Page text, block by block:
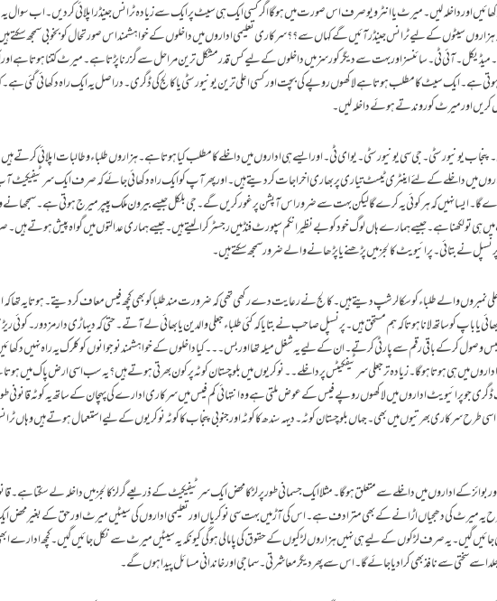
اور داخلہ لیں ۔ میرٹ یا انٹرویو صرف اس صورت میں ہو گا اگر کسی ایک ہی سیٹ پر ایک سے زیادہ ٹرانس جینڈر اپلائی کر دیں ۔ اب سوال
ہزاروں سیٹوں کے لیے ٹرانس جینڈر آئیں گے کہاں سے ؟؟ سرکاری تعلیمی اداروں میں داخلوں کے خواہشمند اس صورتحال کو بخوبی سمجھ سکتے
۔ میڈیکل ۔ آئی ٹی ۔ سائنسز اور بہت سے دیگر کورسز میں داخلوں کے لیے کس قدر مشکل ترین مراحل سے گزرنا پڑتا ہے ۔ میرٹ کتنا ہوتا ہے
۔ ایک سیٹ کا مطلب ہوتا ہے لاکھوں روپے کی بچت اور کسی اعلی ترین یونیورسٹی یا کالج کی ڈگری ۔ دراصل یہ ایک راہ دکھائی گئی ہے
کریں اور میرٹ کو روندتے ہوئے داخلہ لیں ۔
یونیورسٹی ۔ جی سی یونیورسٹی ۔ یو ای ٹی ۔ اور ایسے ہی اداروں میں داخلے کا مطلب کیا ہوتا ہے ۔ ہزاروں طلباء و طالبات اپلائی کرتے ہیں
میں داخلے کے لئے اینٹری ٹیسٹ تیاری پر بھاری اخراجات کر دیتے ہیں ۔ اور پھر آپ کو ایک راہ دکھائی جائے کہ صرف ایک
گا ۔ایسا نہیں کہ ہر کوئی یہ کرے گا لیکن بہت سے ضرور اس آپشن پر غور کریں گے ۔ جی بلکل جیسے بیرون ملک پیپر میرج ہوتی ہے ۔
تو لکھنا ہے ۔جیسے ہمارے ہاں لوگ خود کو بے نظیر انکم سپورٹ فنڈ میں رجسٹر کرا لیتے ہیں۔ جیسے ہماری عدالتوں میں گواہ پیش ہوتے
نے بتائی ۔ پرائیویٹ کالجز میں پڑھنے یا پڑھانے والے ضرور سمجھ سکتے ہیں ۔
نمبروں والے طلباء کو سکالرشپ دیتے ہیں۔ کالج نے رعایت دے رکھی تھی کہ ضرورت مند طلبا کو بھی کچھ فیس معاف کر دیتے ۔ ہوتا یہ تھا
کو ساتھ لانا ہوتا کہ ہم مستحق ہیں ۔ پرنسپل صاحب نے بتایا کہ کئی طلباء جعلی والدین یا بھائی لے آتے ۔ حتی کہ دیہاڑی دار مزدور ۔ کوئی
کرکے باقی رقم سے پارٹی کرتے ۔ ان کے لیے یہ شغل میلہ تھا اور بس ۔۔۔ کیا داخلوں کے خواہشمند نوجوانوں کو کلرک یہ راہ نہیں
اداروں میں ہی ہوتا ہوگا ۔ زیادہ تر جعلی سرٹیفکیٹس پر داخلے ۔۔ نوکریوں میں بلوچستان کوٹہ پر کون بھرتی ہوتے ہیں؟ یہ سب اسی ارض پاک میں
جو پرائیویٹ اداروں میں لاکھوں روپے فیس کے عوض ملتی ہے وہ انتہائی کم فیس میں سرکاری ادارے کی پہچان کے ساتھ یہ کوٹہ قانونی
طرح سرکاری بھرتیوں میں بھی ۔ جہاں بلوچستان کوٹہ ۔ دیہہ سندھ کا کوٹہ اور جنوبی پنجاب کا کوٹہ نوکریوں کے لیے استعمال ہوتے ہیں وہاں
بوائز کے اداروں میں داخلے سے متعلق ہو گا ۔ مثلا ایک جسمانی طور پر لڑکا محض ایک سرٹیفیکیٹ کے ذریعے گرلز کالجز میں داخلہ لے سکتا ہے ۔
یہ میرٹ کی دھجیاں اڑانے کے بھی مترادف ہے ۔ اس کی آڑ میں بہت سی نوکریاں اور تعلیمی اداروں کی سیٹیں میرٹ اور حق کے بغیر محض
جائیں گیں ۔ یہ صرف لڑکوں کے لیے ہی نہیں ہزاروں لڑکیوں کے حقوق کی پامالی ہو گی کیونکہ یہ سیٹیں میرٹ سے نکل جائیں گیں ۔ کچھ
اسے سختی سے نافذ بھی کرا دیا جائے گا ۔ اس سے پھر دیگر معاشرتی ۔ سماجی اور خاندانی مسائل پیدا ہوں گے ۔